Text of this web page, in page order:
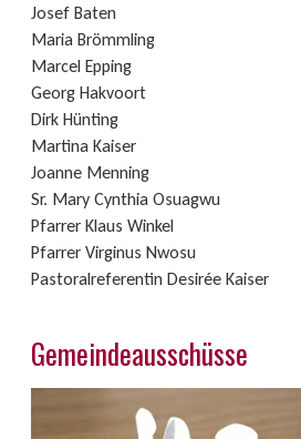
Josef Baten
Maria Brömmling
Marcel Epping
Georg Hakvoort
Dirk Hünting
Martina Kaiser
Joanne Menning
Sr. Mary Cynthia Osuagwu
Pfarrer Klaus Winkel
Pfarrer Virginus Nwosu
Pastoralreferentin Desirée Kaiser
Gemeindeausschüsse